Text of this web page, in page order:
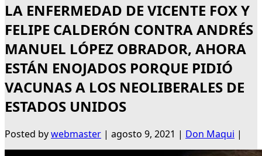
LA ENFERMEDAD DE VICENTE FOX Y
FELIPE CALDERÓN CONTRA ANDRÉS
MANUEL LÓPEZ OBRADOR, AHORA
ESTÁN ENOJADOS PORQUE PIDIÓ
VACUNAS A LOS NEOLIBERALES DE
ESTADOS UNIDOS
Posted bywebmaster | agosto 9, 2021 | Don Maqui |